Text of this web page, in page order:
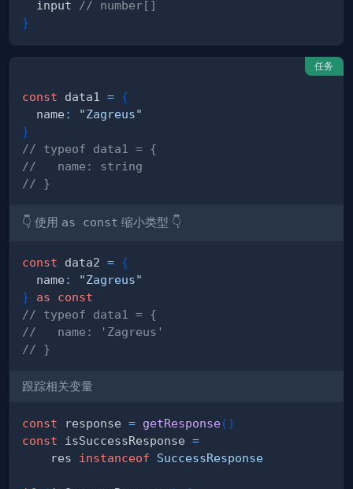
  input
// number[]
}
任务
const data1 = {
  name
:
"Zagreus"
}
// typeof data1 = {
//   name: string
// }
👇 使用 as const 缩小类型 👇
const data2 = {
  name
:
"Zagreus"
}
as
const
// typeof data1 = {
//   name: 'Zagreus'
// }
跟踪相关变量
const response = getResponse( )
const isSuccessResponse =
    res
instanceof SuccessResponse